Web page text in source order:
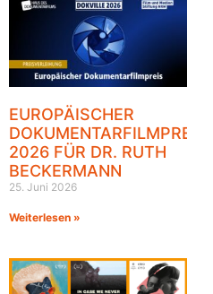
EUROPÄISCHER
DOKUMENTARFILMPREIS
2026 FÜR DR. RUTH
BECKERMANN
25. Juni 2026
Weiterlesen »